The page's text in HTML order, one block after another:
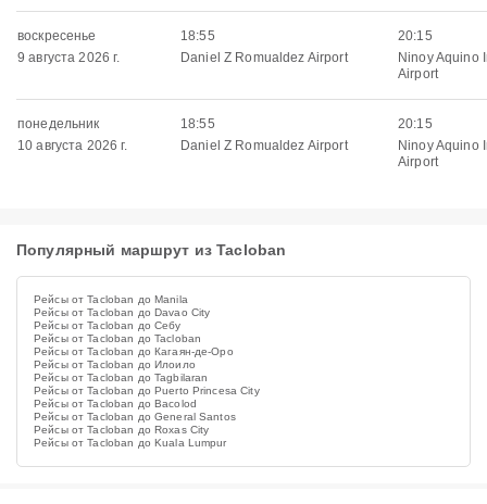
воскресенье
9 августа 2026 г.
18:55
Daniel Z Romualdez Airport
20:15
Ninoy Aquino
Airport
понедельник
10 августа 2026 г.
18:55
Daniel Z Romualdez Airport
20:15
Ninoy Aquino
Airport
Популярный маршрут из Tacloban
Рейсы от Tacloban до Manila
Рейсы от Tacloban до Davao City
Рейсы от Tacloban до Себу
Рейсы от Tacloban до Tacloban
Рейсы от Tacloban до Кагаян-де-Оро
Рейсы от Tacloban до Илоило
Рейсы от Tacloban до Tagbilaran
Рейсы от Tacloban до Puerto Princesa City
Рейсы от Tacloban до Bacolod
Рейсы от Tacloban до General Santos
Рейсы от Tacloban до Roxas City
Рейсы от Tacloban до Kuala Lumpur